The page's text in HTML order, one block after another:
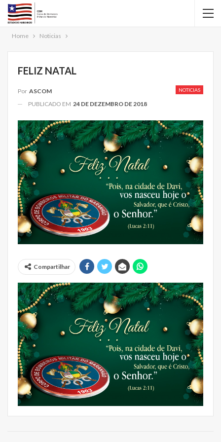
Home Noticias
FELIZ NATAL
NOTICIAS
Por ASCOM
PUBLICADO EM 24 DE DEZEMBRO DE 2018
Compartilhar